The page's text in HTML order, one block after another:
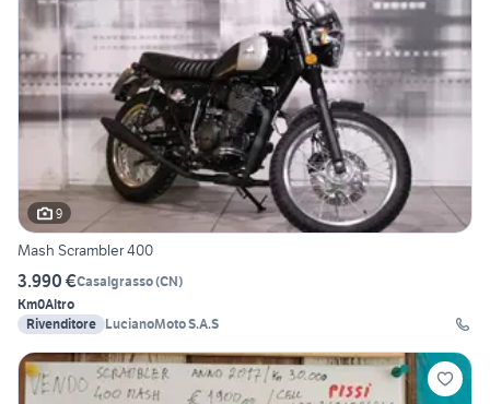
9
Mash Scrambler 400
3.990 €Casalgrasso(CN)
Km0Altro
Rivenditore LucianoMoto S.A.S